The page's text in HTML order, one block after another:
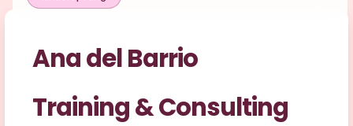
Ana del Barrio
Training & Consulting